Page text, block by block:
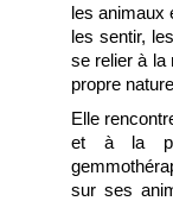
les animaux
les sentir,
se relier à la
propre
Elle
et à la
sur ses